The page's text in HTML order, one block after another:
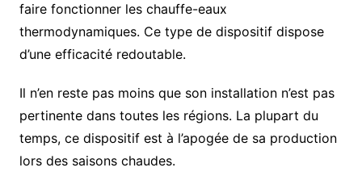
faire fonctionner les chauffe-eaux
thermodynamiques. Ce type de dispositif dispose
d’une efficacité redoutable.
Il n’en reste pas moins que son installation n’est pas
pertinente dans toutes les régions. La plupart du
temps, ce dispositif est à l’apogée de sa production
lors des saisons chaudes.